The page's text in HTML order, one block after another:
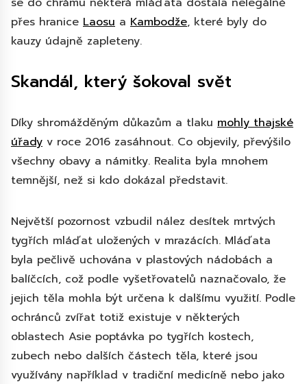
přes hranice Laosu a Kambodže, které byly do
kauzy údajně zapleteny.
Skandál, který šokoval svět
Díky shromážděným důkazům a tlaku mohly thajské
úřady v roce 2016 zasáhnout. Co objevily, převýšilo
všechny obavy a námitky. Realita byla mnohem
temnější, než si kdo dokázal představit.
Největší pozornost vzbudil nález desítek mrtvých
tygřích mláďat uložených v mrazácích. Mláďata
byla pečlivě uchována v plastových nádobách a
balíčcích, což podle vyšetřovatelů naznačovalo, že
jejich těla mohla být určena k dalšímu využití. Podle
ochránců zvířat totiž existuje v některých
oblastech Asie poptávka po tygřích kostech,
zubech nebo dalších částech těla, které jsou
využívány například v tradiční medicíně nebo jako